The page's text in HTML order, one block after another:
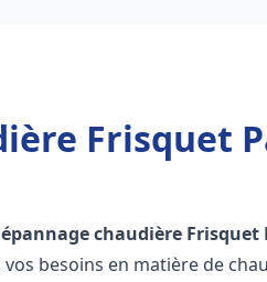
Frisquet
chaudière Frisquet
besoins en matière de